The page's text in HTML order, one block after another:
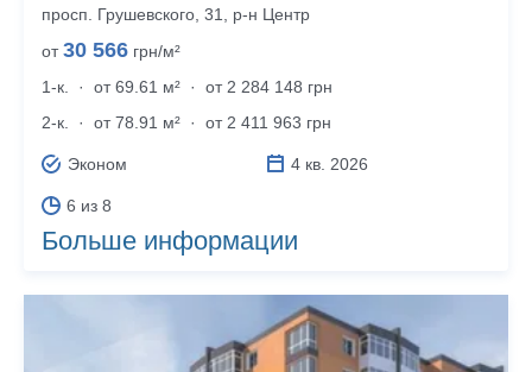
просп. Грушевского, 31, р‑н Центр
от30 566 грн/м²
1-к.
· от 69.61 м² ·
от 2 284 148 грн
2-к.
· от 78.91 м² · от 2 411 963 грн
Эконом 4 кв. 2026
6 из 8
Больше информации